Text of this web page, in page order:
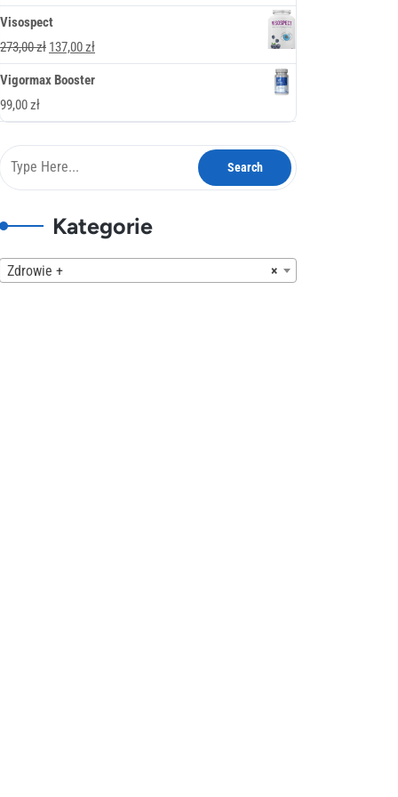
378,00 zł.189,00 zł.
wynosiła:
247,00 zł.137,00 zł.
Visospect
273,00zł Pierwotna
cena
273,00 zł.
137,00złAktualna
137,00 zł.
Vigormax Booster
99,00zł
Kategorie
×
Zdrowie +